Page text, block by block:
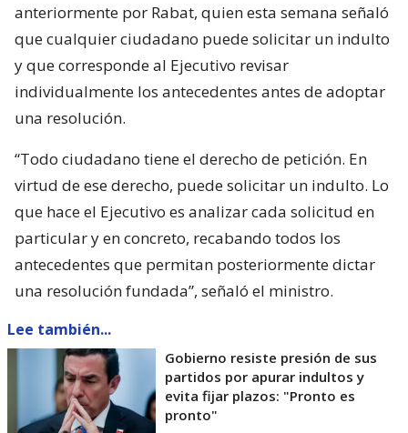
anteriormente por Rabat, quien esta semana señaló
que cualquier ciudadano puede solicitar un indulto
y que corresponde al Ejecutivo revisar
individualmente los antecedentes antes de adoptar
una resolución.
“Todo ciudadano tiene el derecho de petición. En
virtud de ese derecho, puede solicitar un indulto. Lo
que hace el Ejecutivo es analizar cada solicitud en
particular y en concreto, recabando todos los
antecedentes que permitan posteriormente dictar
una resolución fundada”, señaló el ministro.
Lee también...
Gobierno resiste presión de sus
partidos por apurar indultos y
evita fijar plazos: "Pronto es
pronto"